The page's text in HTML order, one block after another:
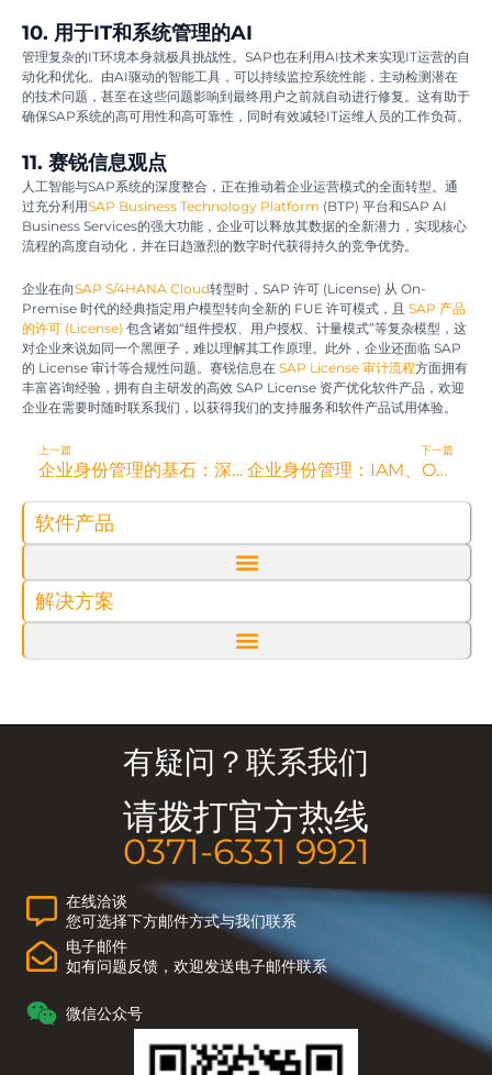
10. 用于IT和系统管理的AI
管理复杂的IT环境本身就极具挑战性。SAP也在利用AI技术来实现IT运营的自
动化和优化。由AI驱动的智能工具，可以持续监控系统性能，主动检测潜在
的技术问题，甚至在这些问题影响到最终用户之前就自动进行修复。这有助于
确保SAP系统的高可用性和高可靠性，同时有效减轻IT运维人员的工作负荷。
11. 赛锐信息观点
人工智能与SAP系统的深度整合，正在推动着企业运营模式的全面转型。通
过充分利用SAP Business Technology Platform (BTP) 平台和SAP AI
Business Services的强大功能，企业可以释放其数据的全新潜力，实现核心
流程的高度自动化，并在日趋激烈的数字时代获得持久的竞争优势。
企业在向SAP S/4HANA Cloud转型时，SAP 许可 (License) 从 On-
Premise 时代的经典指定用户模型转向全新的 FUE 许可模式，且 SAP 产品
的许可 (License) 包含诸如“组件授权、用户授权、计量模式”等复杂模型，这
对企业来说如同一个黑匣子，难以理解其工作原理。此外，企业还面临 SAP
的 License 审计等合规性问题。赛锐信息在 SAP License 审计流程方面拥有
丰富咨询经验，拥有自主研发的高效 SAP License 资产优化软件产品，欢迎
企业在需要时随时联系我们，以获得我们的支持服务和软件产品试用体验。
Prev
上一篇
企业身份管理的基石：深入理解IAM、SAML、LDAP与Kerberos
下一篇
企业身份管理：IAM、OAuth、OIDC、SAML与SSO
软件产品
解决方案
有疑问？联系我们
请拨打官方热线
0371-6331 9921
在线洽谈
您可选择下方邮件方式与我们联系
电子邮件
如有问题反馈，欢迎发送电子邮件联系
微信公众号